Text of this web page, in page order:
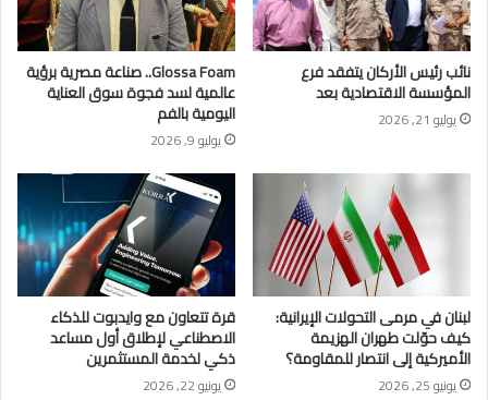
نائب رئيس الأركان يتفقد فرع
المؤسسة الاقتصادية بعد
يوليو 21, 2026
Glossa Foam.. صناعة مصرية برؤية
عالمية لسد فجوة سوق العناية
اليومية بالفم
يوليو 9, 2026
لبنان في مرمى التحولات الإيرانية:
كيف حوّلت طهران الهزيمة
الأميركية إلى انتصار للمقاومة؟
يونيو 25, 2026
قرة تتعاون مع وايدبوت للذكاء
الاصطناعي لإطلاق أول مساعد
ذكي لخدمة المستثمرين
يونيو 22, 2026